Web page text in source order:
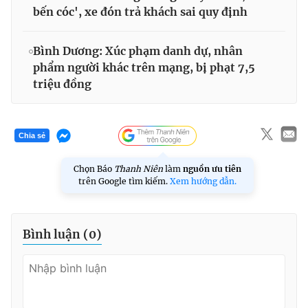
bến cóc', xe đón trả khách sai quy định
Bình Dương: Xúc phạm danh dự, nhân
phẩm người khác trên mạng, bị phạt 7,5
triệu đồng
Chia sẻ
Chọn Báo Thanh Niên làm nguồn ưu tiên
trên Google tìm kiếm. Xem hướng dẫn.
Bình luận (0)